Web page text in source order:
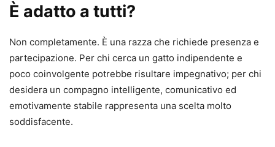
È adatto a tutti?
Non completamente. È una razza che richiede presenza e
partecipazione. Per chi cerca un gatto indipendente e
poco coinvolgente potrebbe risultare impegnativo; per chi
desidera un compagno intelligente, comunicativo ed
emotivamente stabile rappresenta una scelta molto
soddisfacente.